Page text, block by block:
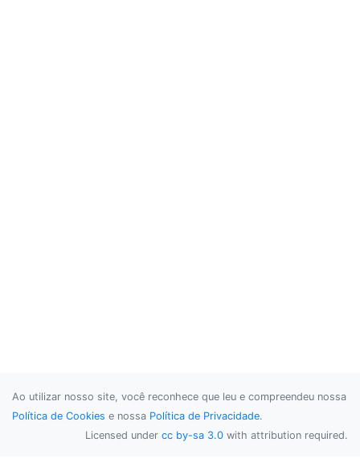
Ao utilizar nosso site, você reconhece que leu e compreendeu nossa
Política de Cookies e nossa Política de Privacidade.
Licensed under cc by-sa 3.0 with attribution required.